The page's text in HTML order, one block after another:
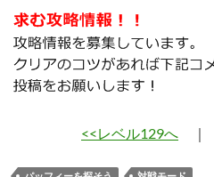
<<レベル129へ ｜